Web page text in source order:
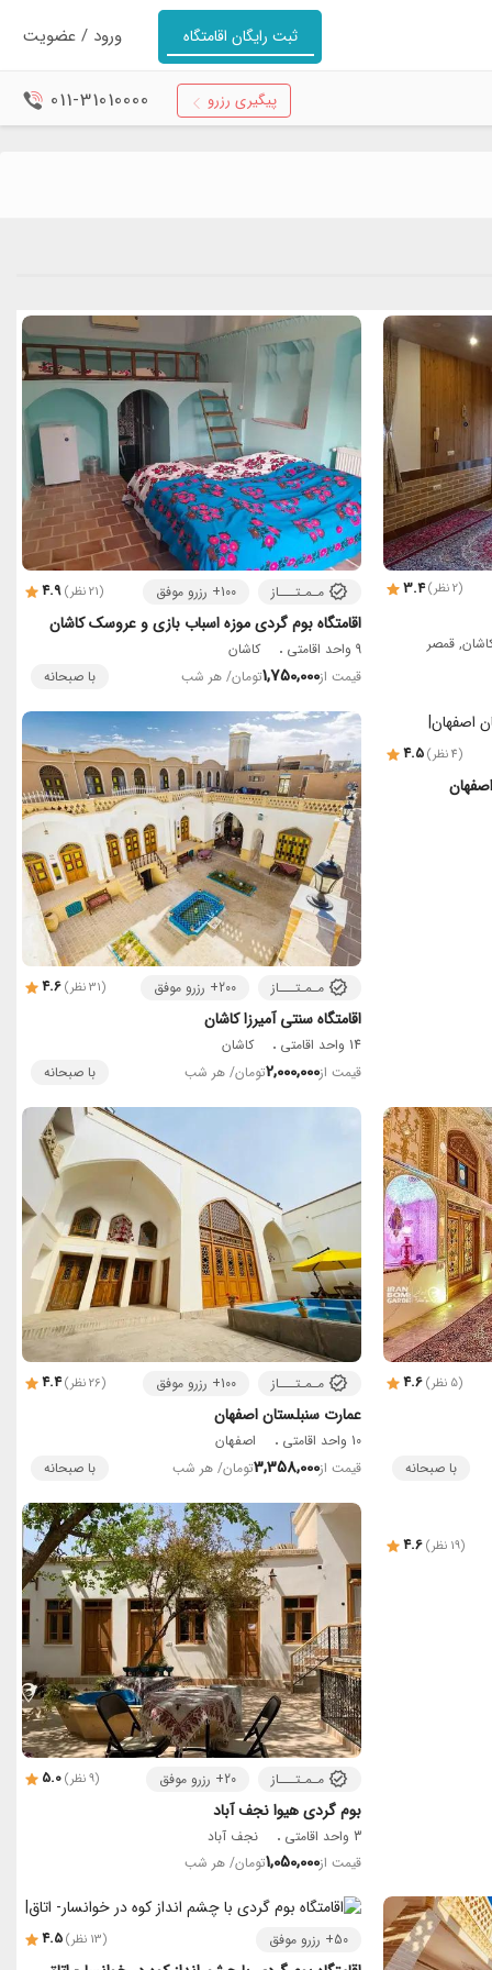
ثبت رایگان اقامتگاه ورود / عضویت
پیگیری رزرو 011-31010000
(2 نظر) 3.4
قمصر
(21 نظر) 4.9 مـمـتـــاز 100+ رزرو موفق
اقامتگاه بوم گردی موزه اسباب بازی و عروسک کاشان
9 واحد اقامتی
کاشان
قیمت از1,750,000تومان/ هر شب با صبحانه
(4 نظر) 4.5
(31 نظر) 4.6 مـمـتـــاز 200+ رزرو موفق
اقامتگاه سنتی آمیرزا کاشان
14 واحد اقامتی
کاشان
قیمت از2,000,000تومان/ هر شب با صبحانه
(5 نظر) 4.6
با صبحانه
(26 نظر) 4.4 مـمـتـــاز 100+ رزرو موفق
عمارت سنبلستان اصفهان
10 واحد اقامتی
اصفهان
قیمت از3,358,000تومان/ هر شب با صبحانه
(19 نظر) 4.6
(9 نظر) 5.0 مـمـتـــاز 20+ رزرو موفق
بوم گردی هیوا نجف آباد
3 واحد اقامتی
نجف آباد
قیمت از1,050,000تومان/ هر شب
(13 نظر) 4.5 50+ رزرو موفق